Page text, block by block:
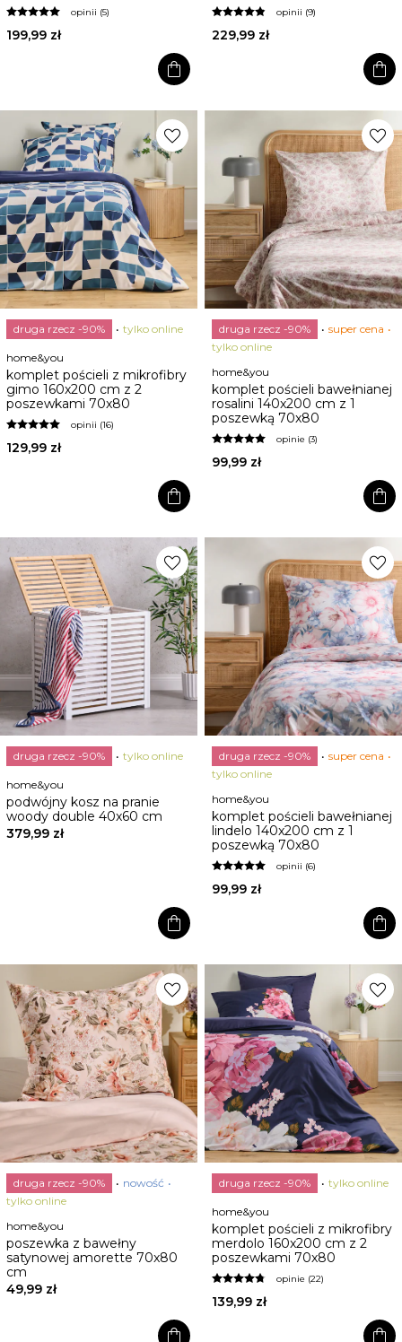
opinii (5)
199,99 zł
shopping_bag
opinii (9)
229,99 zł
shopping_bag
favorite
druga rzecz -90% tylko online
home&you
komplet pościeli z mikrofibry
gimo 160x200 cm z 2
poszewkami 70x80
opinii (16)
129,99 zł
shopping_bag
favorite
druga rzecz -90%
super cena
tylko online
home&you
komplet pościeli bawełnianej
rosalini 140x200 cm z 1
poszewką 70x80
opinie (3)
99,99 zł
shopping_bag
favorite
druga rzecz -90% tylko online
home&you
podwójny kosz na pranie
woody double 40x60 cm
379,99 zł
shopping_bag
favorite
druga rzecz -90%
super cena
tylko online
home&you
komplet pościeli bawełnianej
lindelo 140x200 cm z 1
poszewką 70x80
opinii (6)
99,99 zł
shopping_bag
favorite
druga rzecz -90%
nowość
tylko online
home&you
poszewka z bawełny
satynowej amorette 70x80
cm
49,99 zł
shopping_bag
favorite
druga rzecz -90% tylko online
home&you
komplet pościeli z mikrofibry
merdolo 160x200 cm z 2
poszewkami 70x80
opinie (22)
139,99 zł
shopping_bag